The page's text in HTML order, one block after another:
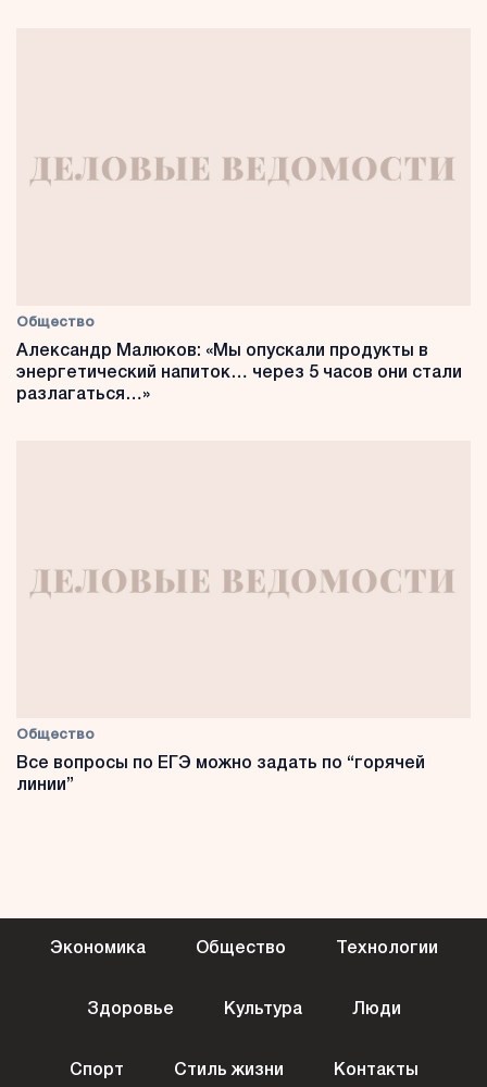
Общество
Александр Малюков: «Мы опускали продукты в
энергетический напиток… через 5 часов они стали
разлагаться…»
Общество
Все вопросы по ЕГЭ можно задать по “горячей
линии”
Экономика Общество Технологии
Здоровье Культура Люди
Спорт Стиль жизни Контакты